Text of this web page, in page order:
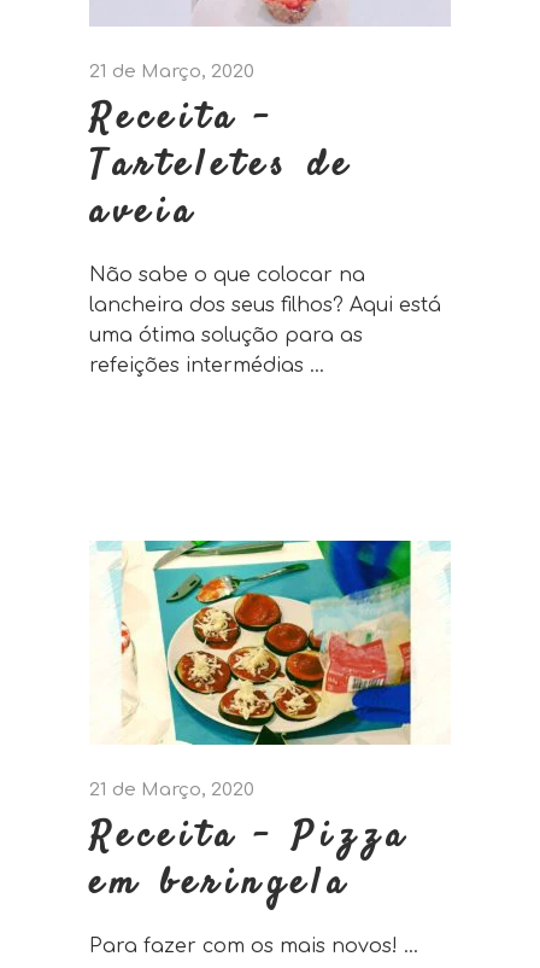
21 de Março, 2020
Receita –
Tarteletes de
aveia
Não sabe o que colocar na
lancheira dos seus filhos? Aqui está
uma ótima solução para as
refeições intermédias
21 de Março, 2020
Receita – Pizza
em beringela
Para fazer com os mais novos!